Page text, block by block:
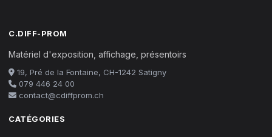
C.DIFF-PROM
Matériel d'exposition, affichage, présentoirs
19, Pré de la Fontaine, CH-1242 Satigny
079 446 24 00
contact@cdiffprom.ch
CATÉGORIES